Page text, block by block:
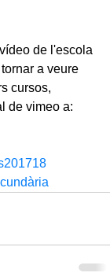
a veure
cursos,
de vimeo a: